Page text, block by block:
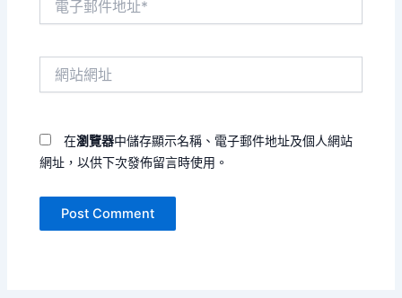
在瀏覽器中儲存顯示名稱、電子郵件地址及個人網站
網址，以供下次發佈留言時使用。